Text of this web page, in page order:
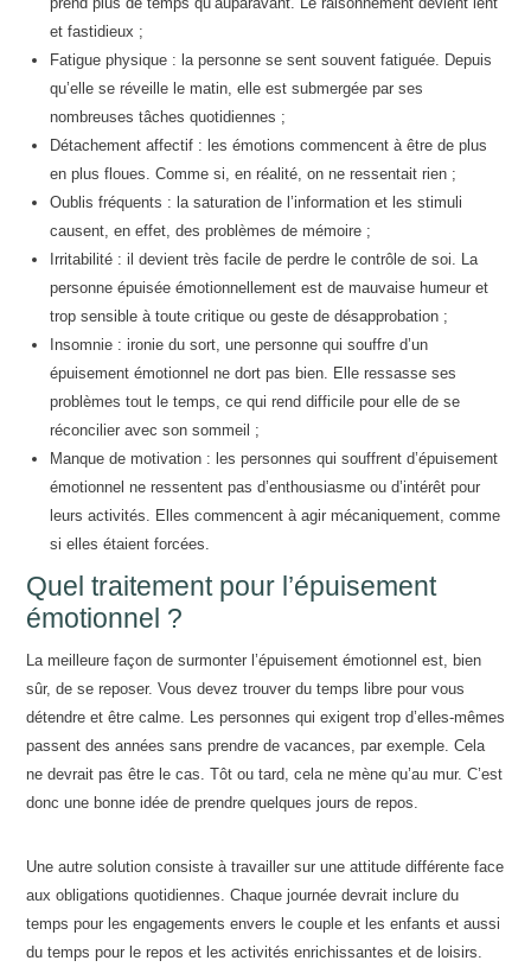
et fastidieux ;
Fatigue physique : la personne se sent souvent fatiguée. Depuis
qu’elle se réveille le matin, elle est submergée par ses
nombreuses tâches quotidiennes ;
Détachement affectif : les émotions commencent à être de plus
en plus floues. Comme si, en réalité, on ne ressentait rien ;
Oublis fréquents : la saturation de l’information et les stimuli
causent, en effet, des problèmes de mémoire ;
Irritabilité : il devient très facile de perdre le contrôle de soi. La
personne épuisée émotionnellement est de mauvaise humeur et
trop sensible à toute critique ou geste de désapprobation ;
Insomnie : ironie du sort, une personne qui souffre d’un
épuisement émotionnel ne dort pas bien. Elle ressasse ses
problèmes tout le temps, ce qui rend difficile pour elle de se
réconcilier avec son sommeil ;
Manque de motivation : les personnes qui souffrent d’épuisement
émotionnel ne ressentent pas d’enthousiasme ou d’intérêt pour
leurs activités. Elles commencent à agir mécaniquement, comme
si elles étaient forcées.
Quel traitement pour l’épuisement
émotionnel ?
La meilleure façon de surmonter l’épuisement émotionnel est, bien
sûr, de se reposer. Vous devez trouver du temps libre pour vous
détendre et être calme. Les personnes qui exigent trop d’elles-mêmes
passent des années sans prendre de vacances, par exemple. Cela
ne devrait pas être le cas. Tôt ou tard, cela ne mène qu’au mur. C’est
donc une bonne idée de prendre quelques jours de repos.
Une autre solution consiste à travailler sur une attitude différente face
aux obligations quotidiennes. Chaque journée devrait inclure du
temps pour les engagements envers le couple et les enfants et aussi
du temps pour le repos et les activités enrichissantes et de loisirs.